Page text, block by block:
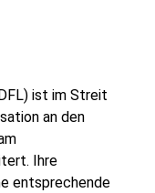
ist im Streit
an den
Ihre
entsprechende